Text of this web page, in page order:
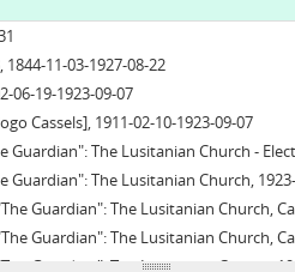
1844-11-03-1927-08-22
06-19-1923-09-07
Cassels], 1911-02-10-1923-09-07
Guardian": The Lusitanian Church -
Guardian": The Lusitanian Church,
The Lusitanian Church, Catholic, Apostolic,
The Lusitanian Church, Catholic, Apostolic, Evangelical;
Guardian": The Lusitanian Church,